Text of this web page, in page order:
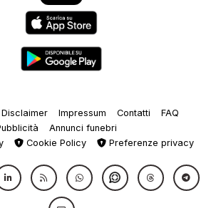
Disclaimer Impressum Contatti
FAQ
Annunci funebri
Cookie Policy Preferenze privacy